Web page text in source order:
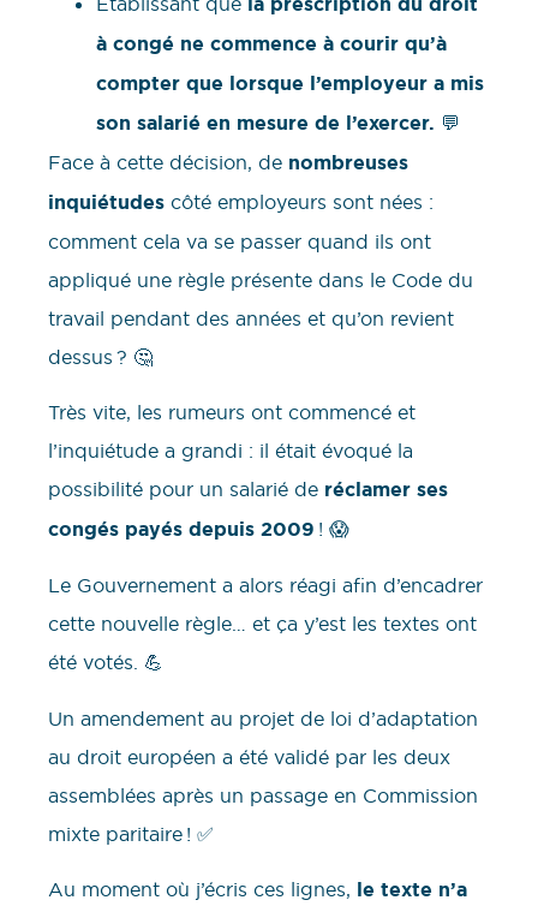
à congé ne commence à courir qu’à
compter que lorsque l’employeur a mis
son salarié en mesure de l’exercer. 💬
Face à cette décision, de nombreuses
inquiétudes côté employeurs sont nées :
comment cela va se passer quand ils ont
appliqué une règle présente dans le Code du
travail pendant des années et qu’on revient
dessus ? 🤔
Très vite, les rumeurs ont commencé et
l’inquiétude a grandi : il était évoqué la
possibilité pour un salarié de réclamer ses
congés payés depuis 2009 ! 😱
Le Gouvernement a alors réagi afin d’encadrer
cette nouvelle règle… et ça y’est les textes ont
été votés. 💪
Un amendement au projet de loi d’adaptation
au droit européen a été validé par les deux
assemblées après un passage en Commission
mixte paritaire ! ✅
Au moment où j’écris ces lignes, le texte n’a